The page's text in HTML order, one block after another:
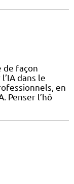
de façon
dans le
en
Penser l’hô